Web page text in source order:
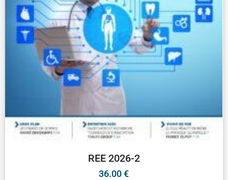
REE 2026-2
36.00€